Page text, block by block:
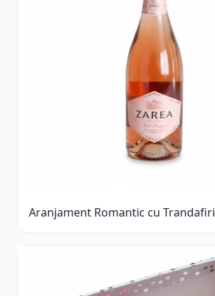
Aranjament Romantic cu Trandafiri
Roșii și Șampanie rose